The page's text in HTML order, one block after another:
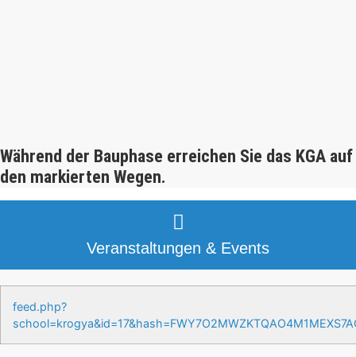
Während der Bauphase erreichen Sie das KGA auf
den markierten Wegen.
Veranstaltungen & Events
feed.php?